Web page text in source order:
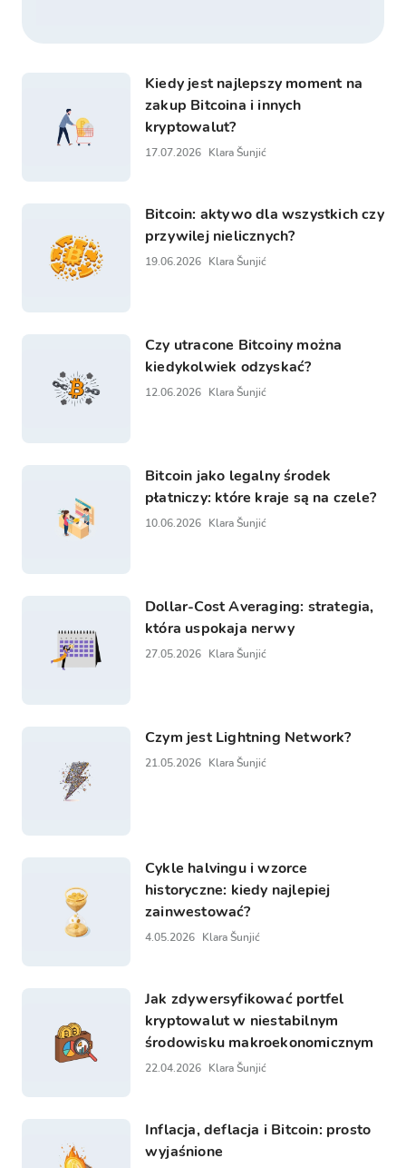
Kiedy jest najlepszy moment na
zakup Bitcoina i innych
kryptowalut?
17.07.2026 Klara Šunjić
Bitcoin: aktywo dla wszystkich czy
przywilej nielicznych?
19.06.2026 Klara Šunjić
Czy utracone Bitcoiny można
kiedykolwiek odzyskać?
12.06.2026 Klara Šunjić
Bitcoin jako legalny środek
płatniczy: które kraje są na czele?
10.06.2026 Klara Šunjić
Dollar-Cost Averaging: strategia,
która uspokaja nerwy
27.05.2026 Klara Šunjić
Czym jest Lightning Network?
21.05.2026 Klara Šunjić
Cykle halvingu i wzorce
historyczne: kiedy najlepiej
zainwestować?
4.05.2026 Klara Šunjić
Jak zdywersyfikować portfel
kryptowalut w niestabilnym
środowisku makroekonomicznym
22.04.2026 Klara Šunjić
Inflacja, deflacja i Bitcoin: prosto
wyjaśnione